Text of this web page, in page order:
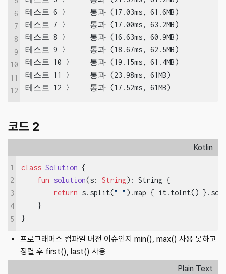
6
7
8
9
10
11
12
테스트 6 〉	통과 (17.03ms, 61.6MB)
테스트 7 〉	통과 (17.00ms, 63.2MB)
테스트 8 〉	통과 (16.63ms, 60.9MB)
테스트 9 〉	통과 (18.67ms, 62.5MB)
테스트 10 〉	통과 (19.15ms, 61.4MB)
테스트 11 〉	통과 (23.98ms, 61MB)
테스트 12 〉	통과 (17.52ms, 61MB)
코드 2
Kotlin
1
2
3
4
5
class Solution {
fun solution(s: String) : String {
return s.split(" " ).map { it.toInt()
    }
}
프로그래머스 컴파일 버전 이슈인지 min(), max() 사용 못하고
정렬 후 first(), last() 사용
Plain Text